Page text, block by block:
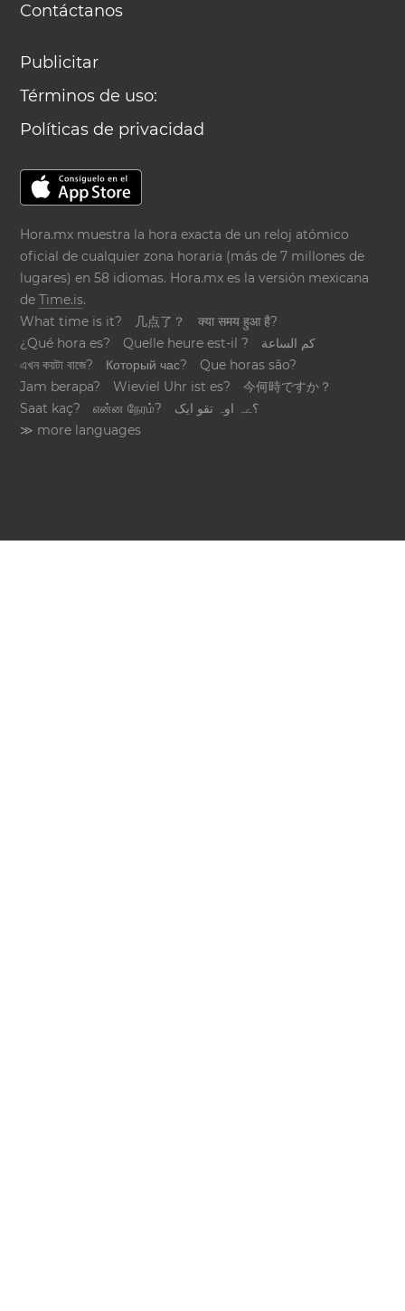
Contáctanos
Publicitar
Términos de uso:
Políticas de privacidad
Hora.mx muestra la hora exacta de un reloj atómico
oficial de cualquier zona horaria (más de 7 millones de
lugares) en 58 idiomas. Hora.mx es la versión mexicana
deTime.is.
What time is it?
几点了？
क्या समय हुआ है?
¿Qué hora es?
Quelle heure est-il ?
كم الساعة
এখন কয়টা বাজে?
Который час?
Que horas são?
Jam berapa?
Wieviel Uhr ist es?
今何時ですか？
Saat kaç?
என்ன நேரம்?
؟ےہ اوہ تقو ایک
≫ more languages